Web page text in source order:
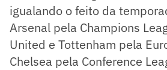
igualando o feito da
Arsenal pela Champions
United e Tottenham pela
Chelsea pela Conference